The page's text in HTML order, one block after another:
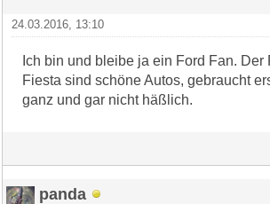
24.03.2016, 13:10
Ich bin und bleibe ja ein Ford Fan. Der
Fiesta sind schöne Autos, gebraucht
ganz und gar nicht häßlich.
panda